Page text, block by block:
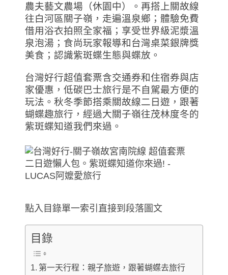
農夫藝文農場（休園中）。再搭上關故線
往白河區關子嶺，走遍溫泉鄉；體驗免費
借用浴衣拍照全家福；享受世界級泥漿溫
泉泡湯；食尚玩家報導和台灣桌菜銀牌獎
美食；認識紫斑蝶生態與蝶放。
台灣好行超值套票含交通券和住宿券與店
家優惠，低碳巴士旅行是不自駕最方便的
玩法。秋冬季節搭乘關故線二日遊，跟著
蝴蝶趣旅行，經過大關子嶺往茂林度冬的
紫斑蝶知道我們來過。
點入目錄單一索引直接到段落圖文
目錄
第一天行程：親子旅遊，跟著蝴蝶去旅行